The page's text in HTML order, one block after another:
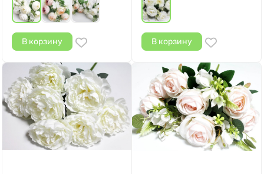
В корзину В корзину